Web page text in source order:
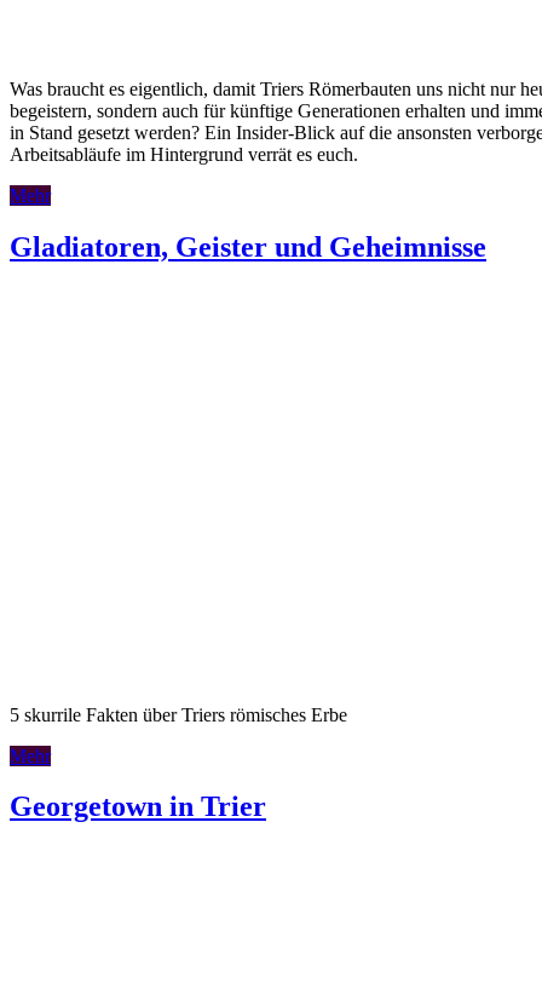
Was braucht es eigentlich, damit Triers Römerbauten uns nicht nur
begeistern, sondern auch für künftige Generationen erhalten und
in Stand gesetzt werden? Ein Insider-Blick auf die ansonsten
Arbeitsabläufe im Hintergrund verrät es euch.
Mehr
Gladiatoren, Geister und Geheimnisse
5 skurrile Fakten über Triers römisches Erbe
Mehr
Georgetown in Trier